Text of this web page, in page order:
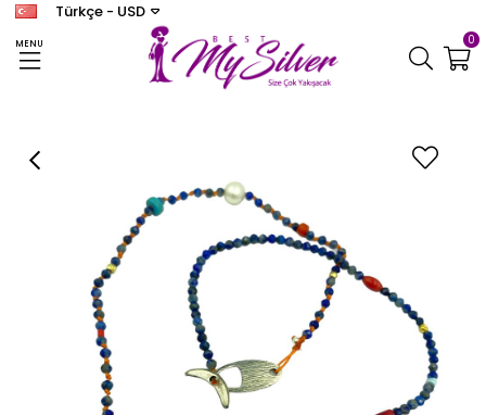
MENU
Türkçe - USD
0
Kadın Gümüş Doğal Taşlı Mineli Kolye